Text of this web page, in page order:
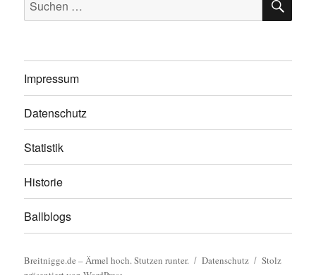
nach:
Impressum
Datenschutz
Statistik
Historie
Ballblogs
Breitnigge.de – Ärmel hoch. Stutzen runter. Datenschutz
Stolz